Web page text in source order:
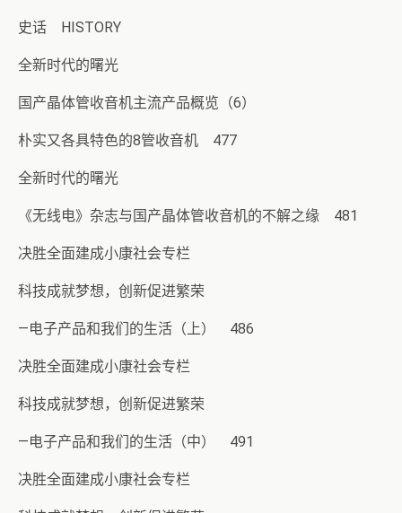
史话 HISTORY
全新时代的曙光
国产晶体管收音机主流产品概览（6）
朴实又各具特色的8管收音机 477
全新时代的曙光
《无线电》杂志与国产晶体管收音机的不解之缘 481
决胜全面建成小康社会专栏
科技成就梦想，创新促进繁荣
—电子产品和我们的生活（上） 486
决胜全面建成小康社会专栏
科技成就梦想，创新促进繁荣
—电子产品和我们的生活（中） 491
决胜全面建成小康社会专栏